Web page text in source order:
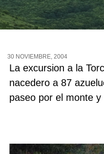
30 NOVIEMBRE, 2004
La excursion a la
nacedero a 87
paseo por el monte